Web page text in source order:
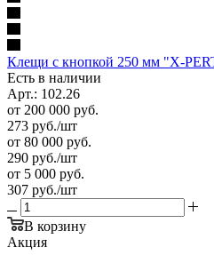
Клещи с кнопкой 250 мм "X-
Есть в наличии
Арт.: 102.26
от 200 000 руб.
273 руб./шт
от 80 000 руб.
290 руб./шт
от 5 000 руб.
307 руб./шт
В корзину
Акция